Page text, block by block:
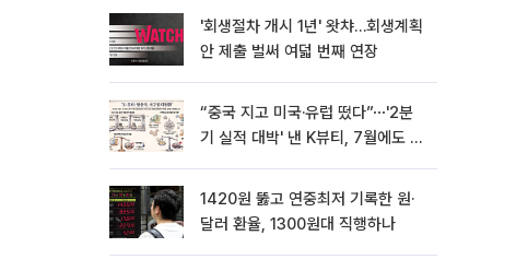
'회생절차 개시 1년' 왓챠…회생계획
안 제출 벌써 여덟 번째 연장
“중국 지고 미국·유럽 떴다”⋯'2분
기 실적 대박' 낸 K뷰티, 7월에도 질
1420원 뚫고 연중최저 기록한 원·
달러 환율, 1300원대 직행하나